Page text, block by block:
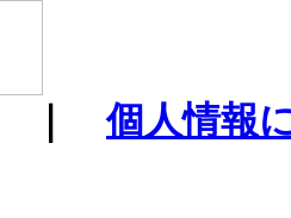
個人情報